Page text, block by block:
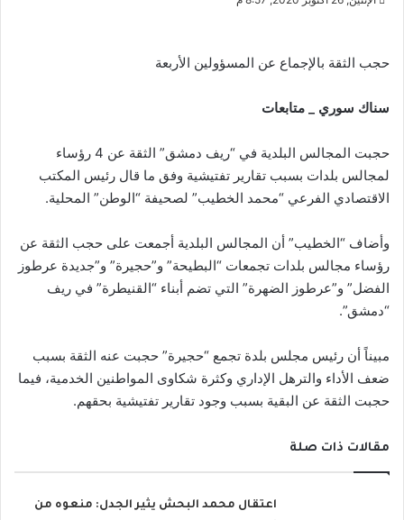
حجب الثقة بالإجماع عن المسؤولين الأربعة
سناك سوري _ متابعات
حجبت المجالس البلدية في “ريف دمشق” الثقة عن 4 رؤساء
لمجالس بلدات بسبب تقارير تفتيشية وفق ما قال رئيس المكتب
الاقتصادي الفرعي “محمد الخطيب” لصحيفة “الوطن” المحلية.
وأضاف “الخطيب” أن المجالس البلدية أجمعت على حجب الثقة عن
رؤساء مجالس بلدات تجمعات “البطيحة” و”حجيرة” و”جديدة عرطوز
الفضل” و”عرطوز الضهرة” التي تضم أبناء “القنيطرة” في ريف
“دمشق”.
مبيناً أن رئيس مجلس بلدة تجمع “حجيرة” حجبت عنه الثقة بسبب
ضعف الأداء والترهل الإداري وكثرة شكاوى المواطنين الخدمية، فيما
حجبت الثقة عن البقية بسبب وجود تقارير تفتيشية بحقهم.
مقالات ذات صلة
اعتقال محمد البحش يثير الجدل: منعوه من